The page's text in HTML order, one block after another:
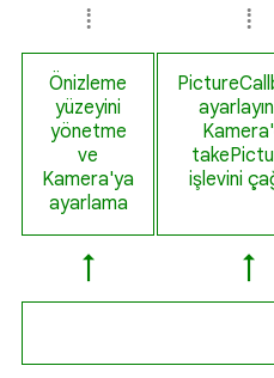
⁞ ⁞
Önizleme
yüzeyini
yönetme
ve
Kamera'ya
ayarlama
işlevini
↑ ↑